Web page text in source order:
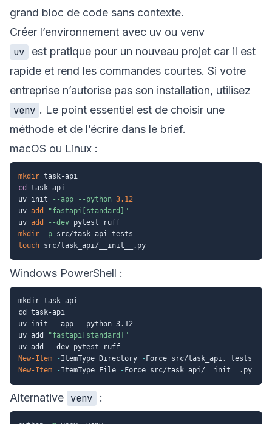
grand bloc de code sans contexte.
Créer l’environnement avec uv ou venv
uv
est pratique pour un nouveau projet car il est
rapide et rend les commandes courtes. Si votre
entreprise n’autorise pas son installation, utilisez
venv . Le point essentiel est de choisir une
méthode et de l’écrire dans le brief.
macOS ou Linux :
mkdir
cd
task-api
uv init
--app --python 3.12
uv add
"fastapi[standard]"
uv add --dev
mkdir
-p
touch
Windows PowerShell :
mkdir task-api
cd task-api
uv init
--app -- python 3. 12
uv add
"fastapi[standard]"
uv add
--
New-Item
- ItemType Directory - Force src/task_api,
New-Item
- ItemType File - Force src/task_api/__init__ .
Alternative venv :